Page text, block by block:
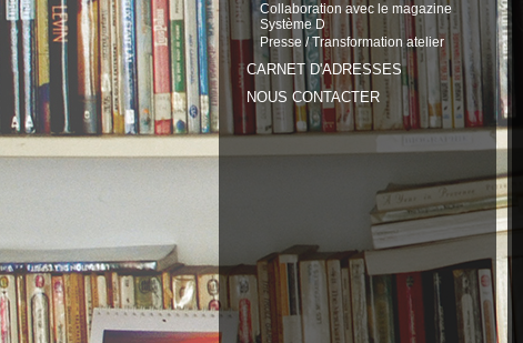
Collaboration avec le magazine
Système D
Presse / Transformation atelier
CARNET D'ADRESSES
NOUS CONTACTER